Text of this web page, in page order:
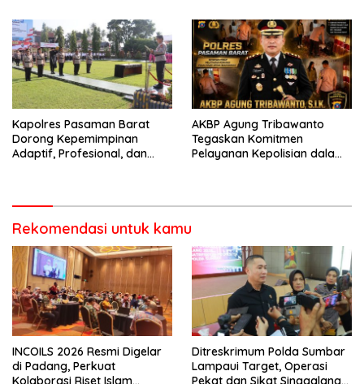
Bencana
Perlengkapan Keselamatan
Berkendara
Kapolres Pasaman Barat
Dorong Kepemimpinan
Adaptif, Profesional, dan
AKBP Agung Tribawanto
Tegaskan Komitmen
Pelayanan Kepolisian dalam
Rekomendasi untuk kamu
INCOILS 2026 Resmi Digelar
di Padang, Perkuat
Kolaborasi Riset Islam
Ditreskrimum Polda Sumbar
Lampaui Target, Operasi
Pekat dan Sikat Singgalang